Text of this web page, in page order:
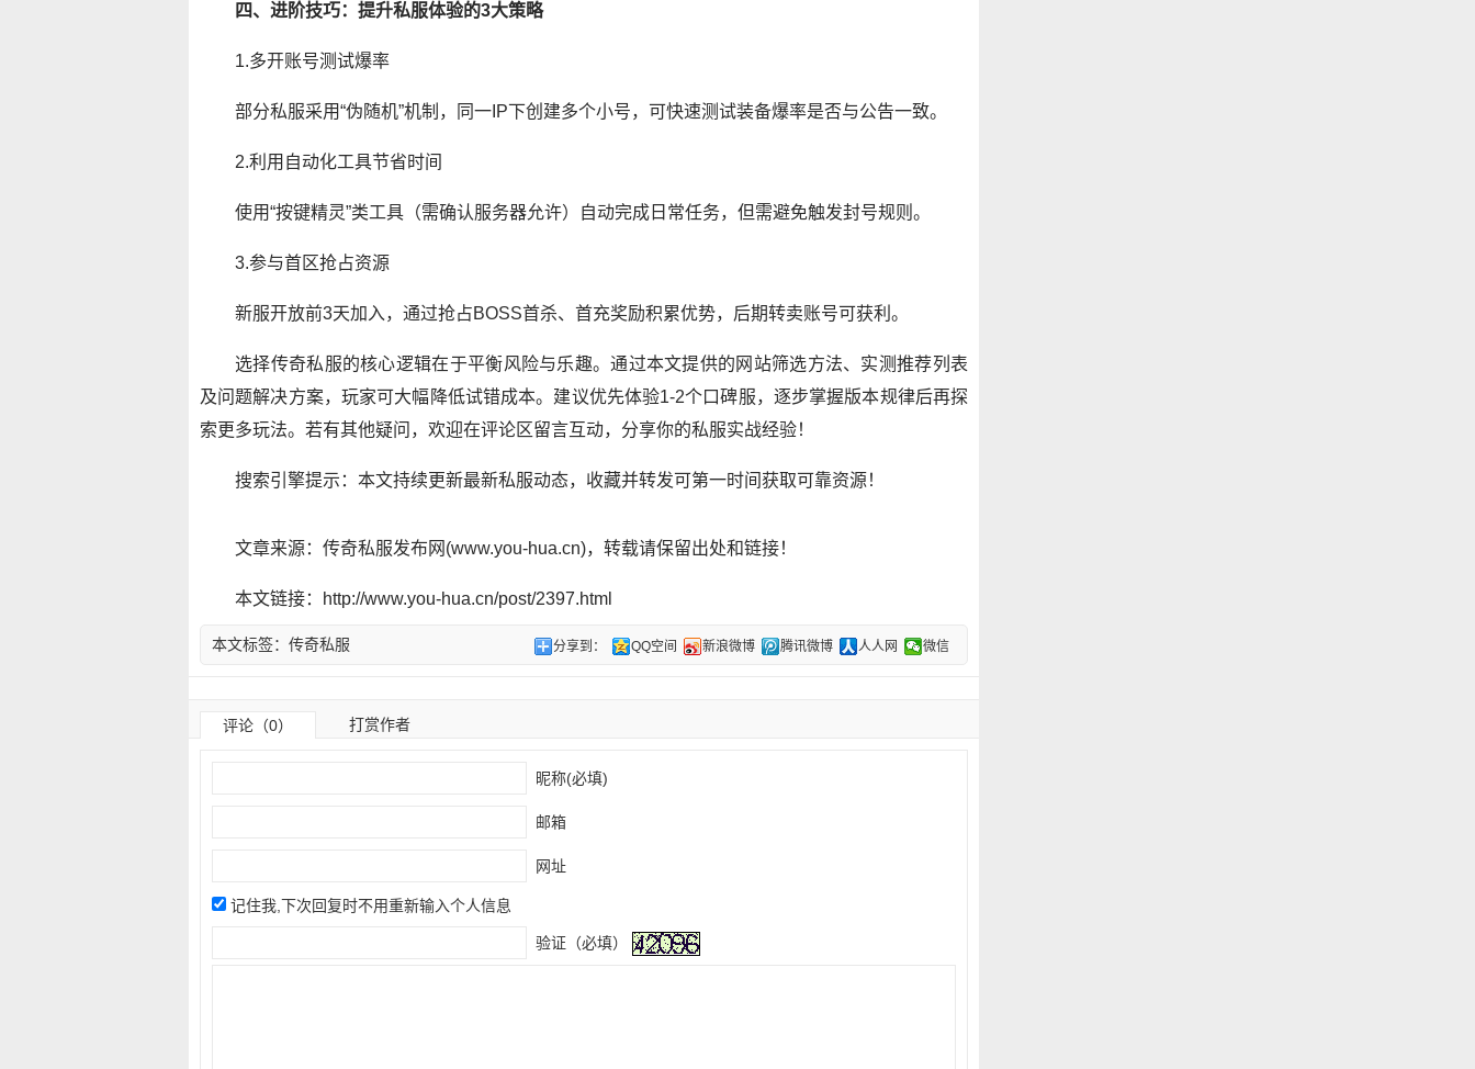
四、进阶技巧：提升私服体验的3大策略
1.多开账号测试爆率
部分私服采用“伪随机”机制，同一IP下创建多个小号，可快速测试装备爆率是否与公告一致。
2.利用自动化工具节省时间
使用“按键精灵”类工具（需确认服务器允许）自动完成日常任务，但需避免触发封号规则。
3.参与首区抢占资源
新服开放前3天加入，通过抢占BOSS首杀、首充奖励积累优势，后期转卖账号可获利。
选择传奇私服的核心逻辑在于平衡风险与乐趣。通过本文提供的网站筛选方法、实测推荐列表
及问题解决方案，玩家可大幅降低试错成本。建议优先体验1-2个口碑服，逐步掌握版本规律后再探
索更多玩法。若有其他疑问，欢迎在评论区留言互动，分享你的私服实战经验！
搜索引擎提示：本文持续更新最新私服动态，收藏并转发可第一时间获取可靠资源！
文章来源：传奇私服发布网(www.you-hua.cn)，转载请保留出处和链接！
本文链接：http://www.you-hua.cn/post/2397.html
分享到： QQ空间 新浪微博 腾讯微博 人人网 微信
本文标签： 传奇私服
评论（0） 打赏作者
昵称(必填)
邮箱
网址
记住我,下次回复时不用重新输入个人信息
验证（必填）